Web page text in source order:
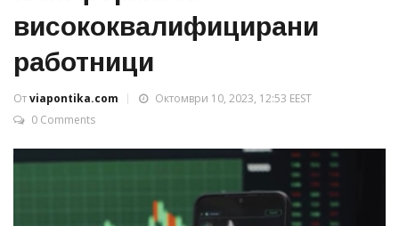
висококвалифицирани
работници
Отviapontika.com
Октомври 10, 2023, 12:53 EEST
0 Comments